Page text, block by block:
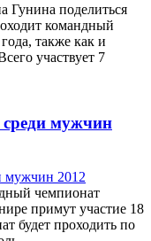
Гунина поделиться
командный
также как и
участвует 7
мужчин
чемпионат
примут участие 18
будет проходить по